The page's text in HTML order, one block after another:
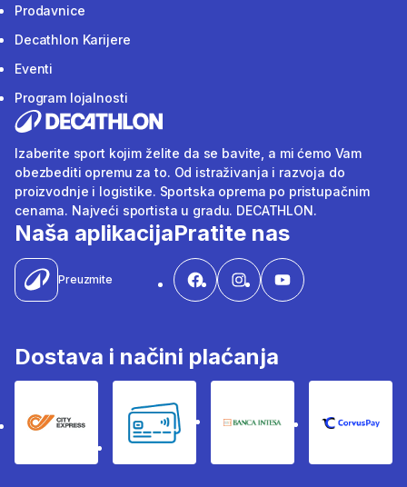
Prodavnice
Decathlon Karijere
Eventi
Program lojalnosti
Izaberite sport kojim želite da se bavite, a mi ćemo Vam
obezbediti opremu za to. Od istraživanja i razvoja do
proizvodnje i logistike. Sportska oprema po pristupačnim
cenama. Najveći sportista u gradu. DECATHLON.
Naša aplikacija
Preuzmite
Pratite nas
Dostava i načini plaćanja
City Express Bankovne karticeBanka Intesa